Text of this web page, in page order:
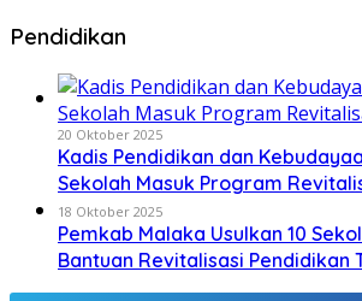
Pendidikan
20 Oktober 2025
Kadis Pendidikan dan
Sekolah Masuk Program
18 Oktober 2025
Pemkab Malaka Usulkan 10
Bantuan Revitalisasi Pendidikan